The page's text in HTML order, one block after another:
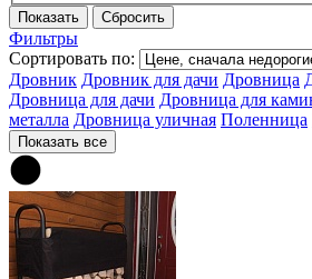
Фильтры
Сортировать по:
Дровник Дровник для дачи Дровница
Дровница для дачи Дровница для
металла Дровница уличная Поленница
Показать все